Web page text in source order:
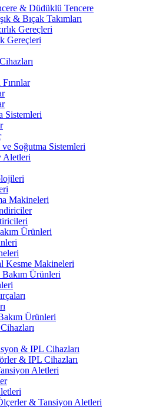
& Düdüklü Tencere
& Bıçak Takımları
Gereçleri
Gereçleri
Sistemleri
ve Soğutma Sistemleri
Aletleri
Makineleri
Ürünleri
Kesme Makineleri
Ürünleri
Ürünleri
& IPL Cihazları
& IPL Cihazları
Aletleri
& Tansiyon Aletleri